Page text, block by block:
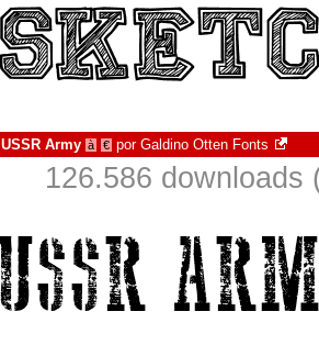
USSR Army à € por Galdino Otten Fonts
126.586 downloads